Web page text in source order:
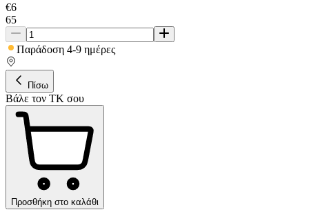
€6
65
Παράδοση 4-9 ημέρες
Πίσω
Βάλε τον ΤΚ σου
Προσθήκη στο καλάθι